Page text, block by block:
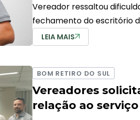
Vereador ressaltou
fechamento do escritório
LEIA MAIS
BOM RETIRO DO SUL
Vereadores
relação ao